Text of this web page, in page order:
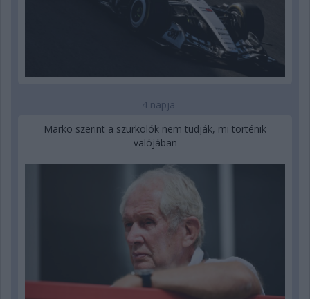
4 napja
Marko szerint a szurkolók nem tudják, mi történik
valójában